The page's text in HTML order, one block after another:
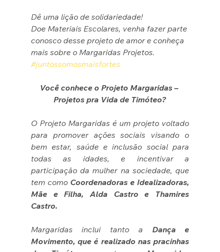
Dê uma lição de solidariedade!
Doe Materiais Escolares, venha fazer parte
conosco desse projeto de amor e conheça
mais sobre o Margaridas Projetos.
#juntossomosmaisfortes
Você conhece o Projeto Margaridas –
Projetos pra Vida de Timóteo?
O Projeto Margaridas é um projeto voltado
para promover ações sociais visando o
bem estar, saúde e inclusão social para
todas as idades, e incentivar a
participação da mulher na sociedade, que
tem como Coordenadoras e Idealizadoras,
Mãe e Filha, Alda Castro e Thamires
Castro.
Margaridas inclui tanto a Dança e
Movimento, que é realizado nas pracinhas